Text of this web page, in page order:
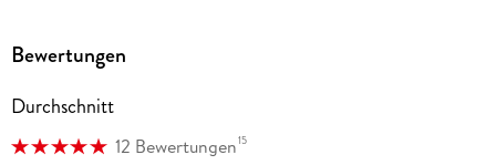
'Romance Alliance' und im Verband der Schriftsteller in
Veröffentlichungen (Auszug):
Bewertungen
Durchschnitt
12 Bewertungen15